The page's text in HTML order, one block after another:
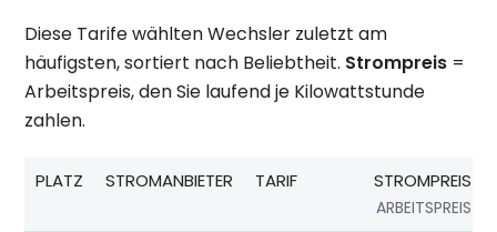
Diese Tarife wählten Wechsler zuletzt am
häufigsten, sortiert nach Beliebtheit. Strompreis =
Arbeitspreis, den Sie laufend je Kilowattstunde
zahlen.
PLATZ STROMANBIETER TARIF STROMPREIS
ARBEITSPREIS